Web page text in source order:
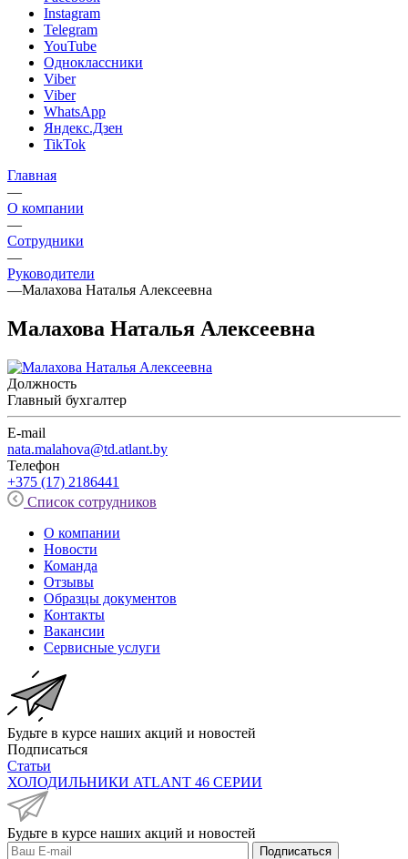
Instagram
Telegram
YouTube
Одноклассники
Viber
Viber
WhatsApp
Яндекс.Дзен
TikTok
Главная
—
О компании
—
Сотрудники
—
Руководители
—Малахова Наталья Алексеевна
Малахова Наталья Алексеевна
Должность
Главный бухгалтер
E-mail
nata.malahova@td.atlant.by
Телефон
+375 (17) 2186441
Список сотрудников
О компании
Новости
Команда
Отзывы
Образцы документов
Контакты
Вакансии
Сервисные услуги
Будьте в курсе наших акций и новостей
Подписаться
Статьи
ХОЛОДИЛЬНИКИ ATLANT 46 СЕРИИ
Будьте в курсе наших акций и новостей
Подписаться